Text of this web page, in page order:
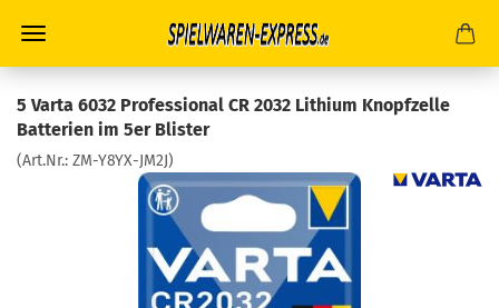
5 Varta 6032 Professional CR 2032 Lithium Knopfzelle
Batterien im 5er Blister
(Art.Nr.: ZM-Y8YX-JM2J)